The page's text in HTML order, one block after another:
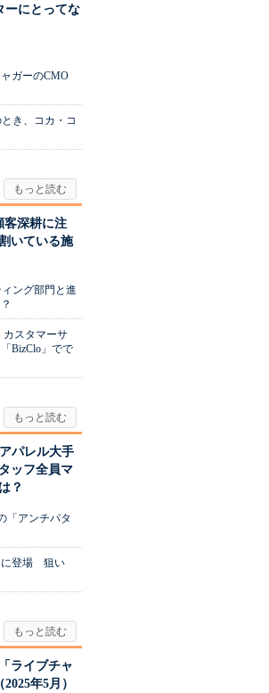
ーにとってな
ガーのCMO
き、コカ・コ
客深耕に注
いている施
ング部門と進
カスタマーサ
BizClo」でで
パレル大手
ッフ全員マ
？
「アンチパタ
に登場 狙い
ライブチャ
年5月）